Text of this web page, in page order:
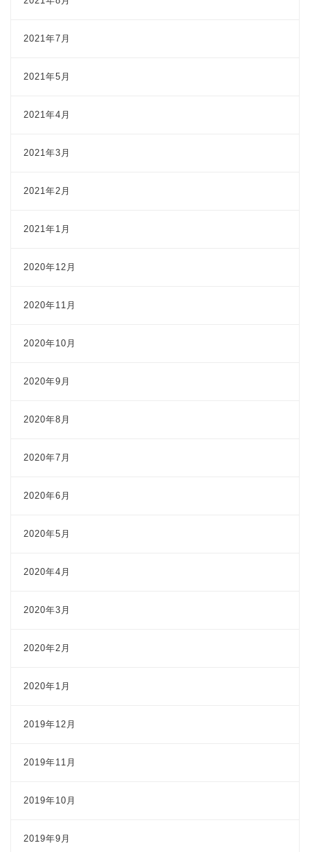
2021年7月
2021年5月
2021年4月
2021年3月
2021年2月
2021年1月
2020年12月
2020年11月
2020年10月
2020年9月
2020年8月
2020年7月
2020年6月
2020年5月
2020年4月
2020年3月
2020年2月
2020年1月
2019年12月
2019年11月
2019年10月
2019年9月